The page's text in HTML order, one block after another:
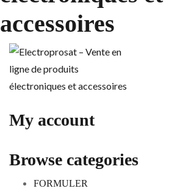
accessoires
My account
Browse categories
FORMULER